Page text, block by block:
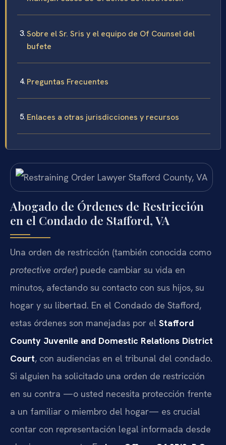
Sobre el Sr. Sris y el equipo de Of Counsel del
bufete
Preguntas Frecuentes
Enlaces a otras jurisdicciones y recursos
Abogado de Órdenes de Restricción
en el Condado de Stafford, VA
Una orden de restricción (también conocida como
protective order) puede cambiar su vida en
minutos, afectando su contacto con sus hijos, su
hogar y su libertad. En el Condado de Stafford,
estas órdenes son manejadas por el Stafford
County Juvenile and Domestic Relations District
Court, con audiencias en el tribunal del condado.
Si alguien ha solicitado una orden de restricción
en su contra —o usted necesita protección frente
a un familiar o miembro del hogar— es crucial
contar con representación legal informada desde